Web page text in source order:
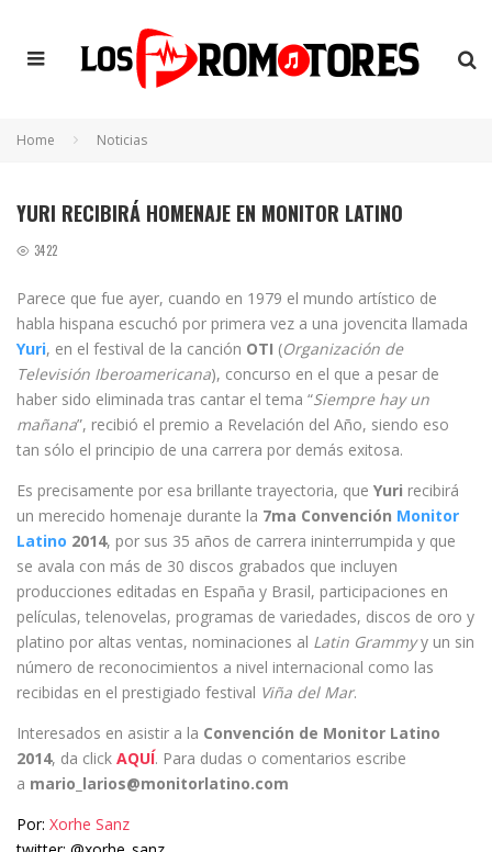
Home Noticias
YURI RECIBIRÁ HOMENAJE EN MONITOR LATINO
3422
Parece que fue ayer, cuando en 1979 el mundo artístico de
habla hispana escuchó por primera vez a una jovencita llamada
Yuri, en el festival de la canción OTI (Organización de
Televisión Iberoamericana), concurso en el que a pesar de
haber sido eliminada tras cantar el tema “Siempre hay un
mañana”, recibió el premio a Revelación del Año, siendo eso
tan sólo el principio de una carrera por demás exitosa.
Es precisamente por esa brillante trayectoria, que Yuri recibirá
un merecido homenaje durante la 7ma Convención Monitor
Latino 2014, por sus 35 años de carrera ininterrumpida y que
se avala con más de 30 discos grabados que incluyen
producciones editadas en España y Brasil, participaciones en
películas, telenovelas, programas de variedades, discos de oro y
platino por altas ventas, nominaciones al Latin Grammyy un sin
número de reconocimientos a nivel internacional como las
recibidas en el prestigiado festival Viña del Mar.
Interesados en asistir a la Convención de Monitor Latino
2014, da click AQUÍ. Para dudas o comentarios escribe
a mario_larios@monitorlatino.com
Por: Xorhe Sanz